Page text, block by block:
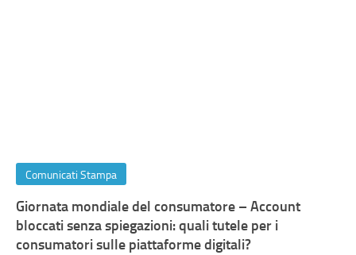
Comunicati Stampa
Giornata mondiale del consumatore – Account
bloccati senza spiegazioni: quali tutele per i
consumatori sulle piattaforme digitali?